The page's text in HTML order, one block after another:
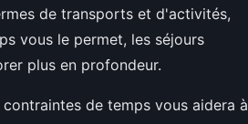
de transports et d'activités,
vous le permet, les séjours
plus en profondeur.
de temps vous aidera à